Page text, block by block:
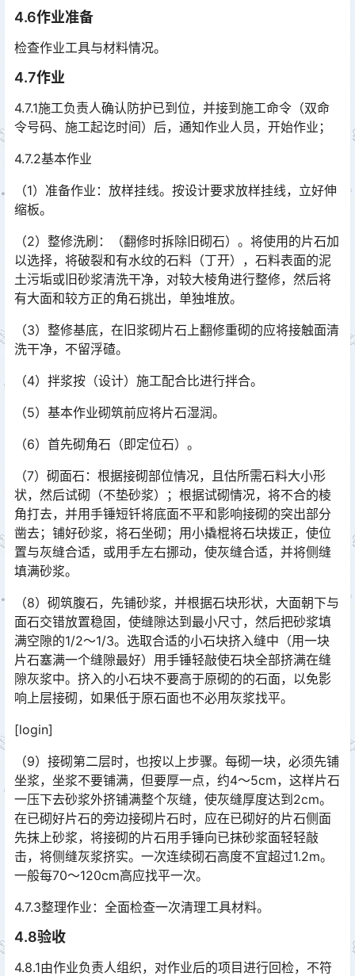
4.6作业准备
检查作业工具与材料情况。
4.7作业
4.7.1施工负责人确认防护已到位，并接到施工命令（双命
令号码、施工起讫时间）后，通知作业人员，开始作业；
4.7.2基本作业
（1）准备作业：放样挂线。按设计要求放样挂线，立好伸
缩板。
（2）整修洗刷：（翻修时拆除旧砌石）。将使用的片石加
以选择，将破裂和有水纹的石料（丁开），石料表面的泥
土污垢或旧砂浆清洗干净，对较大棱角进行整修，然后将
有大面和较方正的角石挑出，单独堆放。󠅅󠅃󠄵󠅂󠄪󠇖󠆨󠆨󠇕󠆞󠆒󠅬󠇘󠆭󠆘󠇙󠆝󠅵󠇗󠆭󠆁󠄐󠇗󠅹󠅸󠇖󠆍󠅳󠇖󠅹󠅰󠇖󠆌󠅹
（3）整修基底，在旧浆砌片石上翻修重砌的应将接触面清
洗干净，不留浮碴。
（4）拌浆按（设计）施工配合比进行拌合。
（5）基本作业砌筑前应将片石湿润。
（6）首先砌角石（即定位石）。
（7）砌面石：根据接砌部位情况，且估所需石料大小形
状，然后试砌（不垫砂浆）；根据试砌情况，将不合的棱
角打去，并用手锤短钎将底面不平和影响接砌的突出部分
凿去；铺好砂浆，将石坐砌；用小撬棍将石块拨正，使位
置与灰缝合适，或用手左右挪动，使灰缝合适，并将侧缝
填满砂浆。󠅅󠅃󠄵󠅂󠄪󠇖󠆨󠆨󠇕󠆞󠆒󠅬󠇘󠆭󠆘󠇙󠆝󠅵󠇗󠆭󠆁󠄐󠇗󠅹󠅸󠇖󠆍󠅳󠇖󠅹󠅰󠇖󠆌󠅹
（8）砌筑腹石，先铺砂浆，并根据石块形状，大面朝下与
面石交错放置稳固，使缝隙达到最小尺寸，然后把砂浆填
满空隙的1/2～1/3。选取合适的小石块挤入缝中（用一块
片石塞满一个缝隙最好）用手锤轻敲使石块全部挤满在缝
隙灰浆中。挤入的小石块不要高于原砌的的石面，以免影
响上层接砌，如果低于原石面也不必用灰浆找平。󠅅󠅃󠄵󠅂󠄪󠇖󠆨󠆨󠇕󠆞󠆒󠅬󠇘󠆭󠆘󠇙󠆝󠅵󠇗󠆭󠆁󠄐󠇗󠅹󠅸󠇖󠆍󠅳󠇖󠅹󠅰󠇖󠆌󠅹
[login]
（9）接砌第二层时，也按以上步骤。每砌一块，必须先铺
坐浆，坐浆不要铺满，但要厚一点，约4～5cm，这样片石
一压下去砂浆外挤铺满整个灰缝，使灰缝厚度达到2cm。
在已砌好片石的旁边接砌片石时，应在已砌好的片石侧面
先抹上砂浆，将接砌的片石用手锤向已抹砂浆面轻轻敲
击，将侧缝灰浆挤实。一次连续砌石高度不宜超过1.2m。
一般每70～120cm高应找平一次。󠅅󠅃󠄵󠅂󠄪󠇖󠆨󠆨󠇕󠆞󠆒󠅬󠇘󠆭󠆘󠇙󠆝󠅵󠇗󠆭󠆁󠄐󠇗󠅹󠅸󠇖󠆍󠅳󠇖󠅹󠅰󠇖󠆌󠅹
4.7.3整理作业：全面检查一次清理工具材料。
4.8验收
4.8.1由作业负责人组织，对作业后的项目进行回检，不符